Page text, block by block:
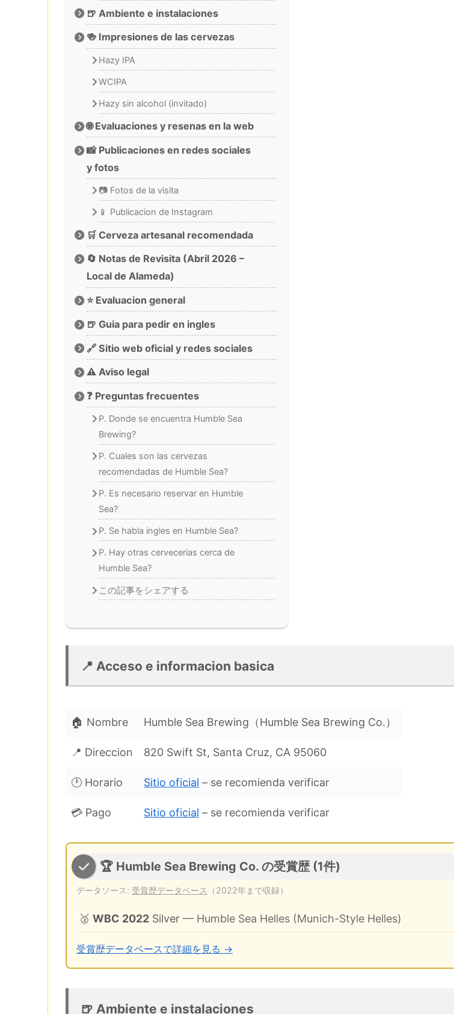
🍺 Ambiente e instalaciones
🍻 Impresiones de las cervezas
Hazy IPA
WCIPA
Hazy sin alcohol (invitado)
🌐 Evaluaciones y resenas en la web
📸 Publicaciones en redes sociales
y fotos
📷 Fotos de la visita
📱 Publicacion de Instagram
🛒 Cerveza artesanal recomendada
🔄 Notas de Revisita (Abril 2026 –
Local de Alameda)
⭐ Evaluacion general
🍺 Guia para pedir en ingles
🔗 Sitio web oficial y redes sociales
⚠️ Aviso legal
❓ Preguntas frecuentes
P. Donde se encuentra Humble Sea
Brewing?
P. Cuales son las cervezas
recomendadas de Humble Sea?
P. Es necesario reservar en Humble
Sea?
P. Se habla ingles en Humble Sea?
P. Hay otras cervecerias cerca de
Humble Sea?
この記事をシェアする
📍 Acceso e informacion basica
🏠 Nombre Humble Sea Brewing（Humble Sea Brewing Co.）
📍 Direccion 820 Swift St, Santa Cruz, CA 95060
🕐 Horario Sitio oficial – se recomienda verificar
💳 Pago Sitio oficial – se recomienda verificar
🏆 Humble Sea Brewing Co. の受賞歴 (1件)
データソース: 受賞歴データベース （2022年まで収録）
🥈 WBC 2022Silver — Humble Sea Helles (Munich-Style Helles)
受賞歴データベースで詳細を見る →
🍺 Ambiente e instalaciones